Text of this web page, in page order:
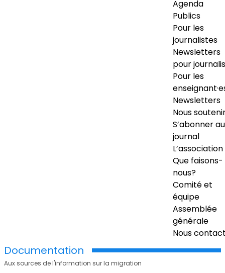
Agenda
Publics
Pour les
journalistes
Newsletters
pour
Pour les
Newsletters
Nous
S’abonner au
journal
L’association
Que faisons-
nous?
Comité et
équipe
Assemblée
générale
Nous
Documentation
Aux sources de l'information sur la migration